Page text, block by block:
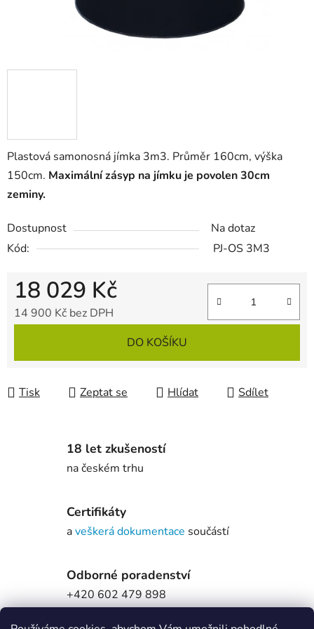
Plastová samonosná jímka 3m3. Průměr 160cm, výška
150cm. Maximální zásyp na jímku je povolen 30cm
zeminy.
Dostupnost
Na dotaz
Kód:
PJ-OS 3M3
18 029 Kč
14 900 Kč bez DPH
DO KOŠÍKU
Tisk Zeptat se Hlídat Sdílet
18 let zkušeností
na českém trhu
Certifikáty
aveškerá dokumentace součástí
Odborné poradenství
+420 602 479 898